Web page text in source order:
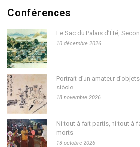
Conférences
Le Sac du Palais d’Été,
10 décembre 2026
Portrait d’un amateur
siècle
18 novembre 2026
Ni tout à fait partis, ni tout à
morts
13 octobre 2026